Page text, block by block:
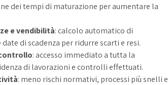
dei tempi di maturazione per aumentare la
e vendibilità: calcolo automatico di
di scadenza per ridurre scarti e resi.
: accesso immediato a tutta la
di lavorazioni e controlli effettuati.
: meno rischi normativi, processi più snelli e